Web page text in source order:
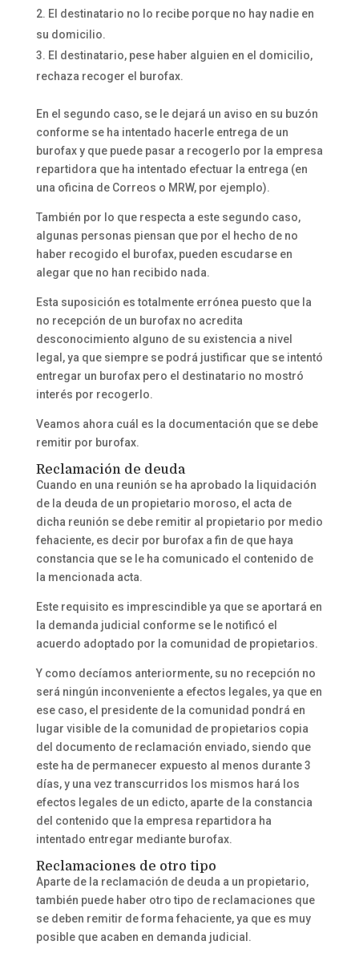
El destinatario no lo recibe porque no hay nadie en
su domicilio.
El destinatario, pese haber alguien en el domicilio,
rechaza recoger el burofax.
En el segundo caso, se le dejará un aviso en su buzón
conforme se ha intentado hacerle entrega de un
burofax y que puede pasar a recogerlo por la empresa
repartidora que ha intentado efectuar la entrega (en
una oficina de Correos o MRW, por ejemplo).
También por lo que respecta a este segundo caso,
algunas personas piensan que por el hecho de no
haber recogido el burofax, pueden escudarse en
alegar que no han recibido nada.
Esta suposición es totalmente errónea puesto que la
no recepción de un burofax no acredita
desconocimiento alguno de su existencia a nivel
legal, ya que siempre se podrá justificar que se intentó
entregar un burofax pero el destinatario no mostró
interés por recogerlo.
Veamos ahora cuál es la documentación que se debe
remitir por burofax.
Reclamación de deuda
Cuando en una reunión se ha aprobado la liquidación
de la deuda de un propietario moroso, el acta de
dicha reunión se debe remitir al propietario por medio
fehaciente, es decir por burofax a fin de que haya
constancia que se le ha comunicado el contenido de
la mencionada acta.
Este requisito es imprescindible ya que se aportará en
la demanda judicial conforme se le notificó el
acuerdo adoptado por la comunidad de propietarios.
Y como decíamos anteriormente, su no recepción no
será ningún inconveniente a efectos legales, ya que en
ese caso, el presidente de la comunidad pondrá en
lugar visible de la comunidad de propietarios copia
del documento de reclamación enviado, siendo que
este ha de permanecer expuesto al menos durante 3
días, y una vez transcurridos los mismos hará los
efectos legales de un edicto, aparte de la constancia
del contenido que la empresa repartidora ha
intentado entregar mediante burofax.
Reclamaciones de otro tipo
Aparte de la reclamación de deuda a un propietario,
también puede haber otro tipo de reclamaciones que
se deben remitir de forma fehaciente, ya que es muy
posible que acaben en demanda judicial.